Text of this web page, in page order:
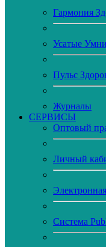
Гармония
Усатые
Пульс
Журналы
CЕРВИСЫ
Оптовый
Личный
Система